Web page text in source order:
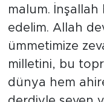
malum.
edelim. Allah
ümmetimize
milletini, bu
dünya hem